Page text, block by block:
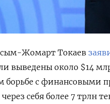
Жомарт Токаев
выведены около $14
с финансовыми
себя более 7 трлн